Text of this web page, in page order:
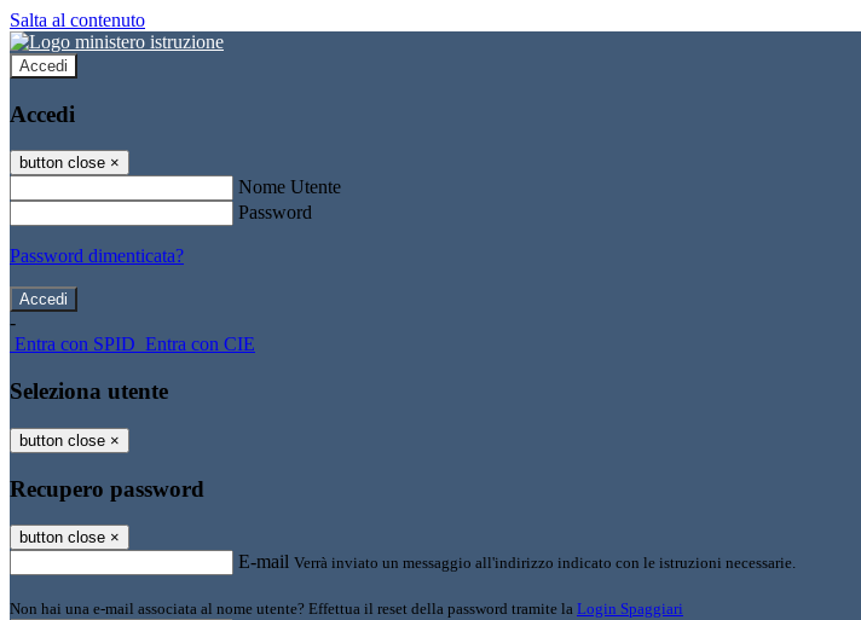
Salta al contenuto
Accedi
Accedi
button close ×
Nome Utente
Password
Password dimenticata?
-
Entra con SPID Entra con CIE
Seleziona utente
button close ×
Recupero password
button close ×
E-mail Verrà inviato un messaggio all'indirizzo indicato con le istruzioni necessarie.
Non hai una e-mail associata al nome utente? Effettua il reset della password tramite la Login Spaggiari